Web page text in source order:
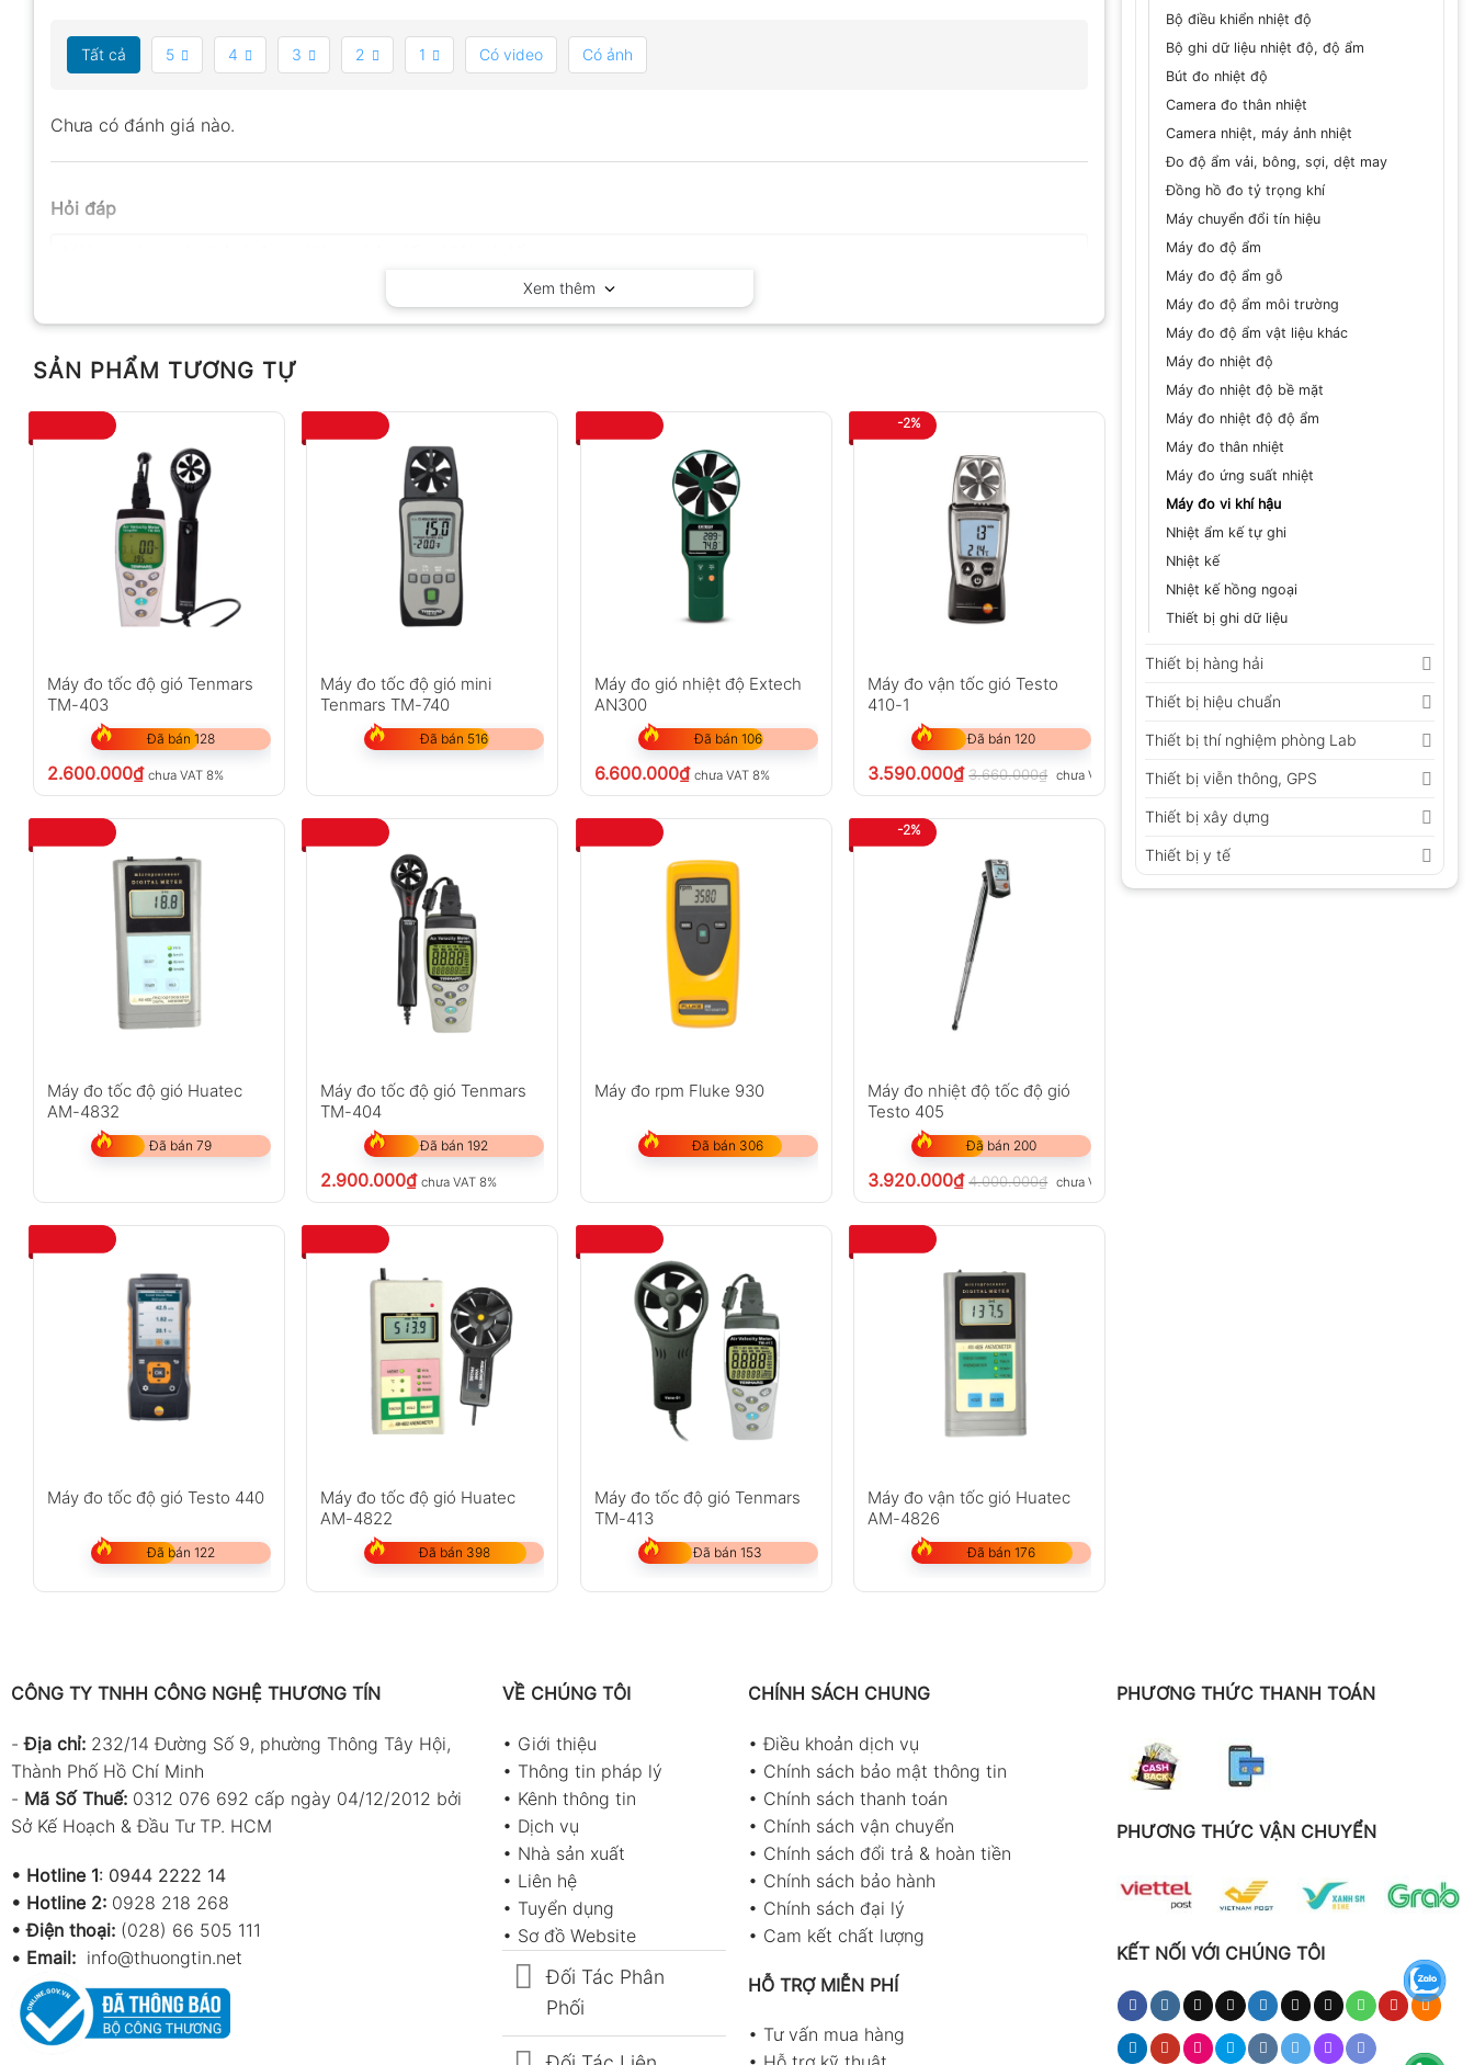
Bộ điều khiển nhiệt độ
Bộ ghi dữ liệu nhiệt độ, độ ẩm
Bút đo nhiệt độ
Camera đo thân nhiệt
Camera nhiệt, máy ảnh nhiệt
Đo độ ẩm vải, bông, sợi, dệt may
Đồng hồ đo tỷ trọng khí
Máy chuyển đổi tín hiệu
Máy đo độ ẩm
Máy đo độ ẩm gỗ
Máy đo độ ẩm môi trường
Máy đo độ ẩm vật liệu khác
Máy đo nhiệt độ
Máy đo nhiệt độ bề mặt
Máy đo nhiệt độ độ ẩm
Máy đo thân nhiệt
Máy đo ứng suất nhiệt
Máy đo vi khí hậu
Nhiệt ẩm kế tự ghi
Nhiệt kế
Nhiệt kế hồng ngoại
Thiết bị ghi dữ liệu
Thiết bị hàng hải
Thiết bị hiệu chuẩn
Thiết bị thí nghiệm phòng Lab
Thiết bị viễn thông, GPS
Thiết bị xây dựng
Thiết bị y tế
Tất cả 5 4 3 2 1 Có video Có ảnh
Chưa có đánh giá nào.
Hỏi đáp
Không có bình luận nào
Xem thêm
SẢN PHẨM TƯƠNG TỰ
Máy đo tốc độ gió Tenmars
TM-403
Đã bán 128
2.600.000₫ chưa VAT 8%
Máy đo tốc độ gió mini
Tenmars TM-740
Đã bán 516
Máy đo gió nhiệt độ Extech
AN300
Đã bán 106
6.600.000₫ chưa VAT 8%
-2%
Máy đo vận tốc gió Testo
410-1
Đã bán 120
3.590.000₫ 3.660.000₫ chưa VAT 8%
Máy đo tốc độ gió Huatec
AM-4832
Đã bán 79
Máy đo tốc độ gió Tenmars
TM-404
Đã bán 192
2.900.000₫ chưa VAT 8%
Máy đo rpm Fluke 930
Đã bán 306
-2%
Máy đo nhiệt độ tốc độ gió
Testo 405
Đã bán 200
3.920.000₫ 4.000.000₫ chưa VAT 8%
Máy đo tốc độ gió Testo 440
Đã bán 122
Máy đo tốc độ gió Huatec
AM-4822
Đã bán 398
Máy đo tốc độ gió Tenmars
TM-413
Đã bán 153
Máy đo vận tốc gió Huatec
AM-4826
Đã bán 176
CÔNG TY TNHH CÔNG NGHỆ THƯƠNG TÍN
-Địa chỉ: 232/14 Đường Số 9, phường Thông Tây Hội,
Thành Phố Hồ Chí Minh
- Mã Số Thuế: 0312 076 692 cấp ngày 04/12/2012 bởi
Sở Kế Hoạch & Đầu Tư TP. HCM
• Hotline 1: 0944 2222 14
• Hotline 2: 0928 218 268
• Điện thoại: (028) 66 505 111
• Email: info@thuongtin.net
VỀ CHÚNG TÔI
• Giới thiệu
• Thông tin pháp lý
• Kênh thông tin
• Dịch vụ
• Nhà sản xuất
• Liên hệ
• Tuyển dụng
• Sơ đồ Website
Đối Tác Phân
Phối
CHÍNH SÁCH CHUNG
•Điều khoản dịch vụ
• Chính sách bảo mật thông tin
• Chính sách thanh toán
• Chính sách vận chuyển
• Chính sách đổi trả & hoàn tiền
• Chính sách bảo hành
• Chính sách đại lý
• Cam kết chất lượng
HỖ TRỢ MIỄN PHÍ
• Tư vấn mua hàng
PHƯƠNG THỨC THANH TOÁN
PHƯƠNG THỨC VẬN CHUYỂN
KẾT NỐI VỚI CHÚNG TÔI